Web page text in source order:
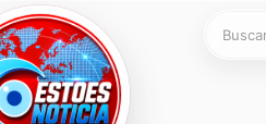
ESTOESNOTICIA|NOTICIAS
Buscar: